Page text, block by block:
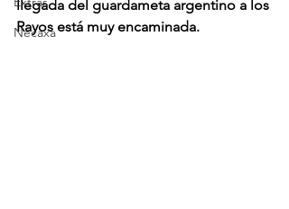
Necaxa
llegada del guardameta argentino a los
Rayos está muy encaminada.